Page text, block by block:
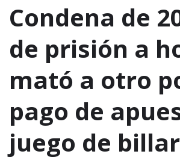
Condena de
de prisión a
mató a otro
pago de
juego de billar